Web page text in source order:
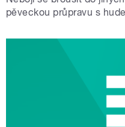
pěveckou průpravu s